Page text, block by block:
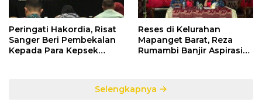
Peringati Hakordia, Risat
Sanger Beri Pembekalan
Kepada Para Kepsek
Reses di Kelurahan
Mapanget Barat, Reza
Rumambi Banjir Aspirasi
Selengkapnya